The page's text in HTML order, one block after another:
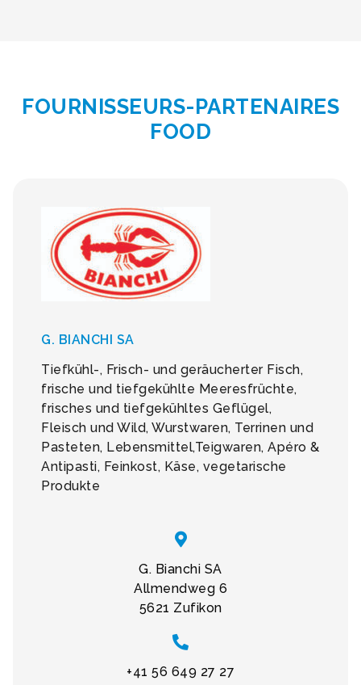
FOURNISSEURS-PARTENAIRES
FOOD
G. BIANCHI SA
Tiefkühl-, Frisch- und geräucherter Fisch,
frische und tiefgekühlte Meeresfrüchte,
frisches und tiefgekühltes Geflügel,
Fleisch und Wild, Wurstwaren, Terrinen und
Pasteten, Lebensmittel,Teigwaren, Apéro &
Antipasti, Feinkost, Käse, vegetarische
Produkte
G. Bianchi SA
Allmendweg 6
5621 Zufikon
+41 56 649 27 27